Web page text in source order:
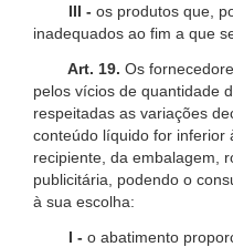
III - os produtos que,
inadequados ao fim a que
Art. 19. Os
pelos vícios de quantidade
respeitadas as variações
conteúdo líquido for inferior
recipiente, da embalagem,
publicitária, podendo o
à sua escolha:
I - o abatimento